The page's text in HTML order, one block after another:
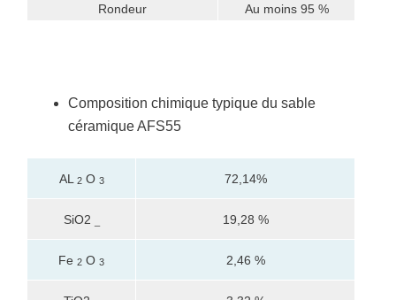
Rondeur
Au moins 95 %
Composition chimique typique du sable
céramique AFS55
AL 2O 3 72,14%
SiO2 19,28 %
Fe 2 O 3 2,46 %